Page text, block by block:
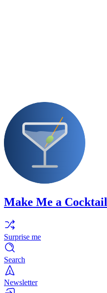
Make Me a Cocktail
Surprise me
Search
Newsletter